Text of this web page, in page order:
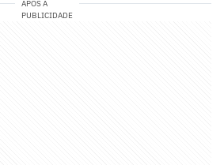
APÓS A
PUBLICIDADE